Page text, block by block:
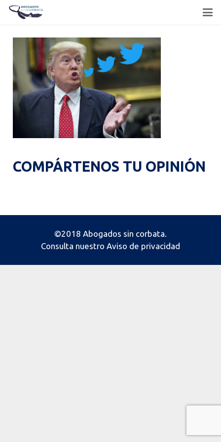
COMPÁRTENOS TU OPINIÓN
©2018 Abogados sin corbata.
Consulta nuestro Aviso de privacidad